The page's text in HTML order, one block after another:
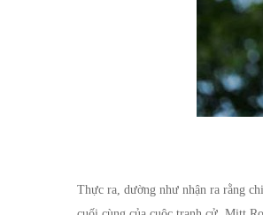
Thực ra, dường như nhận ra rằng